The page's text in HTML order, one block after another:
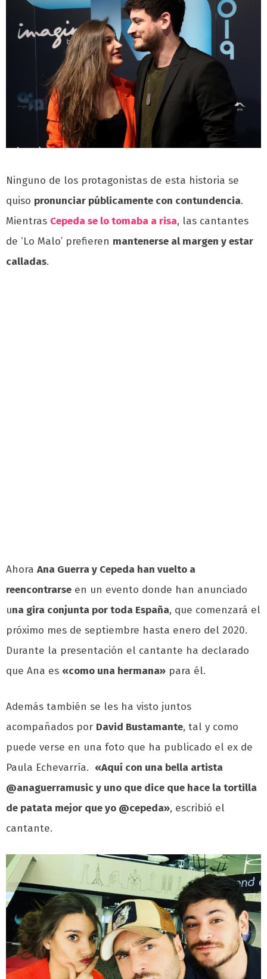
Ninguno de los protagonistas de esta historia se
quiso pronunciar públicamente con contundencia.
Mientras Cepeda se lo tomaba a risa, las cantantes
de ‘Lo Malo’ prefieren mantenerse al margen y estar
calladas.
Ahora Ana Guerra y Cepeda han vuelto a
reencontrarse en un evento donde han anunciado
una gira conjunta por toda España, que comenzará el
próximo mes de septiembre hasta enero del 2020.
Durante la presentación el cantante ha declarado
que Ana es «como una hermana» para él.
Además también se les ha visto juntos
acompañados por David Bustamante, tal y como
puede verse en una foto que ha publicado el ex de
Paula Echevarría. «Aquí con una bella artista
@anaguerramusic y uno que dice que hace la tortilla
de patata mejor que yo @cepeda», escribió el
cantante.